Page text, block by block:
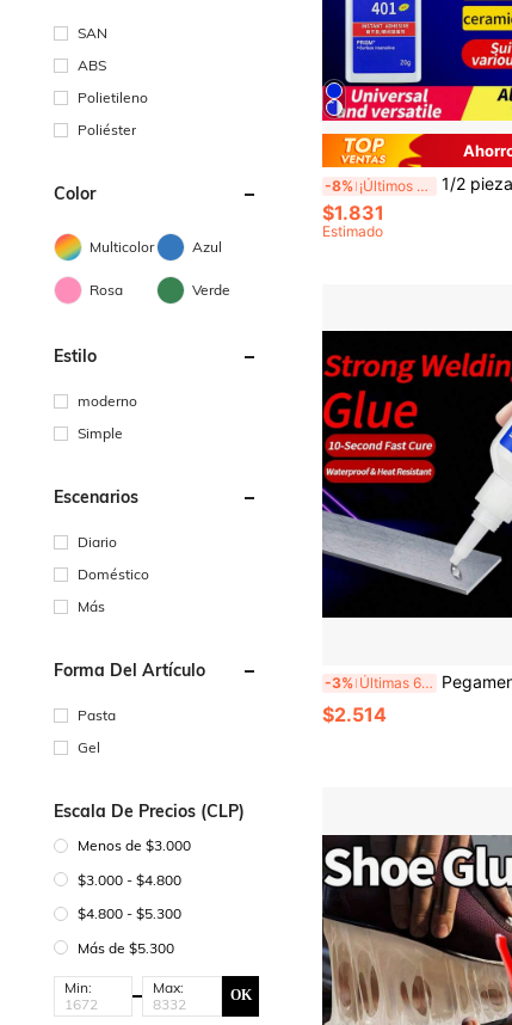
SAN
ABS
Polietileno
Poliéster
Color
Multicolor Azul
Rosa Verde
Estilo
moderno
Simple
Escenarios
Diario
Doméstico
Más
Forma Del Artículo
Pasta
Gel
Escala De Precios (CLP)
Menos de $3.000
$3.000 - $4.800
$4.800 - $5.300
Más de $5.300
Min: Max: OK
-8% ¡Últimos 2 días 1/2 piezas de Súper Pegamento 401, resistente al agua y al calor, adecuado para unir metal, plástico, cerámica,
$1.831
Estimado
-3% Últimas 6 hrs Pegamento de soldadura de alta resistencia, curado instantáneo de 10 segundos, adhesivo de
$2.514